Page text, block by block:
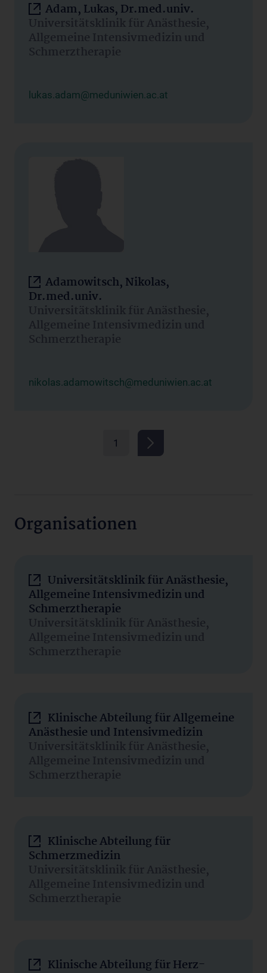
Adam, Lukas, Dr.med.univ.
Universitätsklinik für Anästhesie,
Allgemeine Intensivmedizin und
Schmerztherapie
lukas.adam@meduniwien.ac.at
Adamowitsch, Nikolas,
Dr.med.univ.
Universitätsklinik für Anästhesie,
Allgemeine Intensivmedizin und
Schmerztherapie
nikolas.adamowitsch@meduniwien.ac.at
1
Organisationen
Universitätsklinik für Anästhesie,
Allgemeine Intensivmedizin und
Schmerztherapie
Universitätsklinik für Anästhesie,
Allgemeine Intensivmedizin und
Schmerztherapie
Klinische Abteilung für Allgemeine
Anästhesie und Intensivmedizin
Universitätsklinik für Anästhesie,
Allgemeine Intensivmedizin und
Schmerztherapie
Klinische Abteilung für
Schmerzmedizin
Universitätsklinik für Anästhesie,
Allgemeine Intensivmedizin und
Schmerztherapie
Klinische Abteilung für Herz-